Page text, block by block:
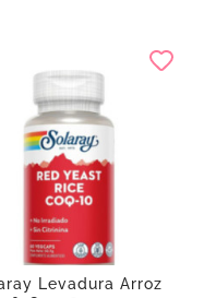
Levadura Arroz